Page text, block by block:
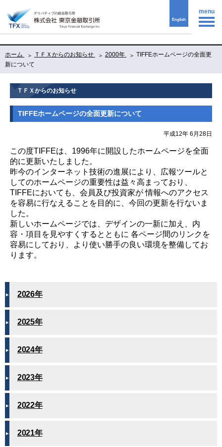
English
ホーム ＴＦＸからのお知らせ 2000年
TIFFEホームページの全面更
新について
ＴＦＸからのお知らせ
TIFFEホームページの全面更新について
平成12年 6月28日
この度TIFFEは、1996年に開設したホームページを全面
的に更新いたしました。
昨今のインターネット技術の進展により、広報ツールと
してのホームページの重要性は益々高まっており、
TIFFEにおいても、会員及び投資家が 情報へのアクセス
を容易に行なえることを目的に、今回の更新を行ないま
した。
新しいホームページでは、デザインの一新に加え、内
容・項目を見やすくするとともに 各ページ間のリンクを
容易にしており、より使い勝手の良い環境を整備してお
ります。
2026年
2025年
2024年
2023年
2022年
2021年
menu